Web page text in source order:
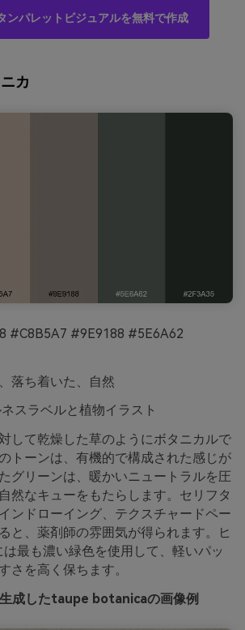
ンパレットビジュアルを無料で作成
カ
#C8B5A7 #9E9188 #5E6A62
落ち着いた、自然
スラベルと植物イラスト
して乾燥した草のようにボタニカルで
トーンは、有機的で構成された感じが
グリーンは、暖かいニュートラルを圧
然なキューをもたらします。セリフタ
ンドローイング、テクスチャードペー
と、薬剤師の雰囲気が得られます。ヒ
は最も濃い緑色を使用して、軽いパッ
さを高く保ちます。
成したtaupe botanicaの画像例